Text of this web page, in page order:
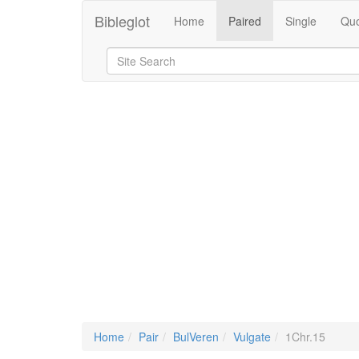
Bibleglot Home Paired Single
Home Pair BulVeren Vulgate 1Chr.15